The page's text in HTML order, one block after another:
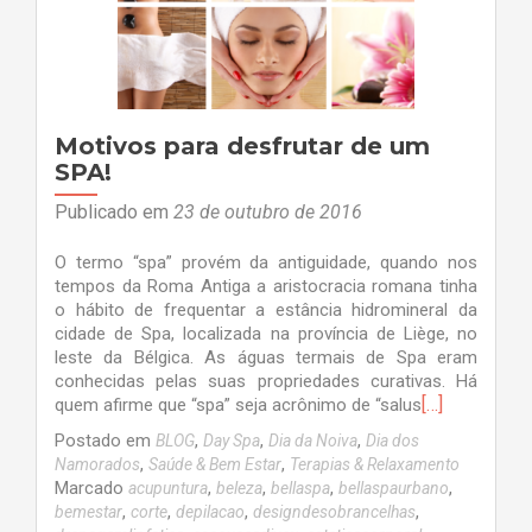
Motivos para desfrutar de um
SPA!
Publicado em 23 de outubro de 2016
O termo “spa” provém da antiguidade, quando nos
tempos da Roma Antiga a aristocracia romana tinha
o hábito de frequentar a estância hidromineral da
cidade de Spa, localizada na província de Liège, no
leste da Bélgica. As águas termais de Spa eram
conhecidas pelas suas propriedades curativas. Há
quem afirme que “spa” seja acrônimo de “salus[…]
Postado em BLOG, Day Spa, Dia da Noiva, Dia dos
Namorados, Saúde & Bem Estar, Terapias & Relaxamento
Marcado acupuntura, beleza, bellaspa, bellaspaurbano,
bemestar, corte, depilacao, designdesobrancelhas,